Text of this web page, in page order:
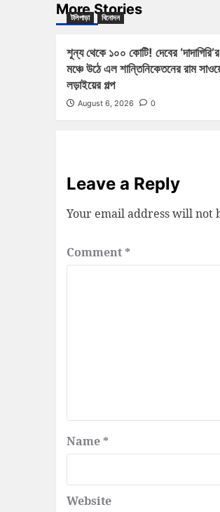
More Stories
টলিপাড়া বিনোদন
শূন্য থেকে ১০০ কোটি! দেবের ‘দাদাগিরি’র
মঞ্চে উঠে এল শান্তিনিকেতনের রাম
লড়াইয়ের গল্প
August 6, 2026 0
Leave a Reply
Your email address will not
Comment *
Name *
Website